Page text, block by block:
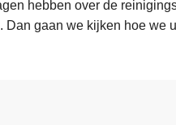
hebben over de
Dan gaan we kijken hoe we